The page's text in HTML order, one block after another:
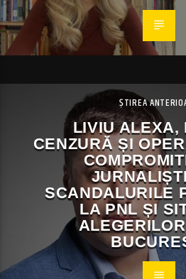
ȘTIREA
LIVIU ALEXA,
CENZURĂ ȘI
SCANDALURILE
LA PNL ȘI